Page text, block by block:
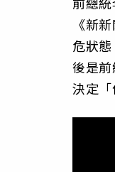
《新
危狀
後是
決定